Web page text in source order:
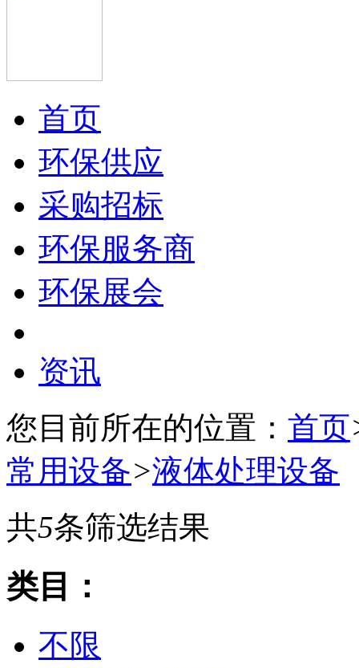
首页
环保供应
采购招标
环保服务商
环保展会
资讯
您目前所在的位置： 首页
常用设备>液体处理设备
共5条筛选结果
类目：
不限